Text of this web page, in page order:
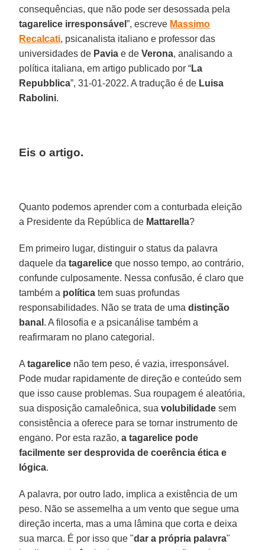
consequências, que não pode ser desossada pela
tagarelice irresponsável”, escreve Massimo
Recalcati, psicanalista italiano e professor das
universidades de Pavia e deVerona, analisando a
política italiana, em artigo publicado por “La
Repubblica”, 31-01-2022. A tradução é de Luisa
Rabolini.
Eis o artigo.
Quanto podemos aprender com a conturbada eleição
a Presidente da República de Mattarella?
Em primeiro lugar, distinguir o status da palavra
daquele datagarelice que nosso tempo, ao contrário,
confunde culposamente. Nessa confusão, é claro que
também a política tem suas profundas
responsabilidades. Não se trata de umadistinção
banal . A filosofia e a psicanálise também a
reafirmaram no plano categorial.
Atagarelice não tem peso, é vazia, irresponsável.
Pode mudar rapidamente de direção e conteúdo sem
que isso cause problemas. Sua roupagem é aleatória,
sua disposição camaleônica, suavolubilidade sem
consistência a oferece para se tornar instrumento de
engano. Por esta razão,a tagarelice pode
facilmente ser desprovida de coerência ética e
lógica.
A palavra, por outro lado, implica a existência de um
peso. Não se assemelha a um vento que segue uma
direção incerta, mas a uma lâmina que corta e deixa
sua marca. É por isso que "dar a própria palavra"